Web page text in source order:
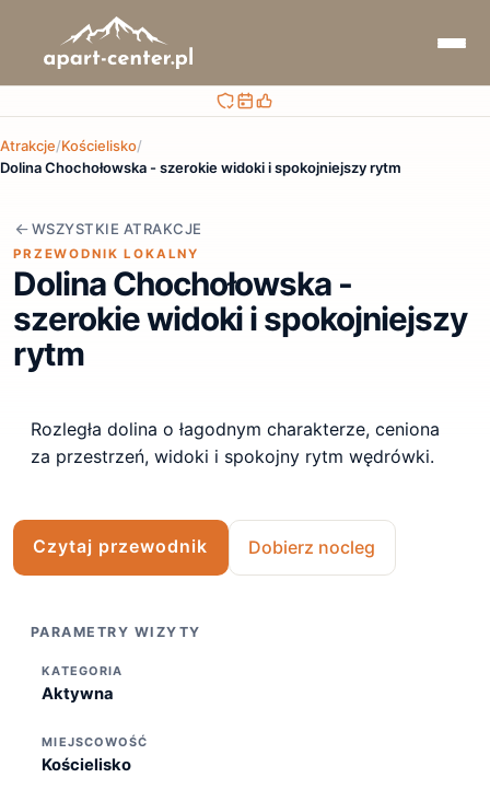
Bezpieczna rezerwacja
Sprawdzaj terminy i ceny
Obsługa przed i po rezerwacji
Atrakcje/Kościelisko/
Dolina Chochołowska - szerokie widoki i spokojniejszy rytm
WSZYSTKIE ATRAKCJE
PRZEWODNIK LOKALNY
Dolina Chochołowska -
szerokie widoki i spokojniejszy
rytm
Rozległa dolina o łagodnym charakterze, ceniona
za przestrzeń, widoki i spokojny rytm wędrówki.
Czytaj przewodnik Dobierz nocleg
PARAMETRY WIZYTY
KATEGORIA
Aktywna
MIEJSCOWOŚĆ
Kościelisko